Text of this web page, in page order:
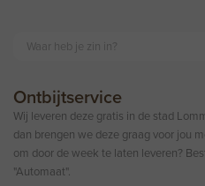
Ontbijtservice
Wij leveren deze gratis in de stad
dan brengen we deze graag voor jou
om door de week te laten leveren?
"Automaat".